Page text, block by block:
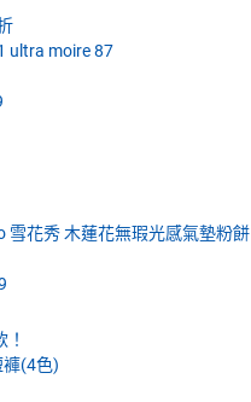
ultra moire 87
雪花秀 木蓮花無瑕光感氣墊粉餅
(4色)